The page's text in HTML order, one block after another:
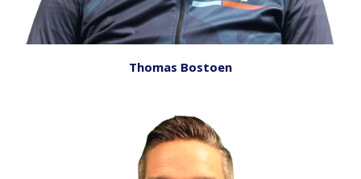
Thomas Bostoen